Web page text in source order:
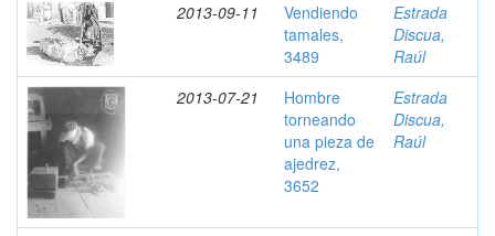
2013-09-11
Vendiendo
tamales,
3489
Estrada
Discua,
Raúl
2013-07-21
Hombre
torneando
una pieza de
ajedrez,
3652
Estrada
Discua,
Raúl